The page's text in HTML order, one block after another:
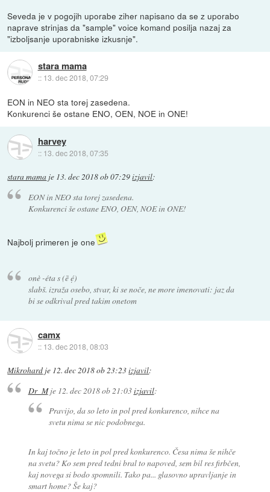
Seveda je v pogojih uporabe ziher napisano da se z uporabo
naprave strinjas da "sample" voice komand posilja nazaj za
"izboljsanje uporabniske izkusnje".
stara mama
:: 13. dec 2018, 07:29
EON in NEO sta torej zasedena.
Konkurenci še ostane ENO, OEN, NOE in ONE!
harvey
:: 13. dec 2018, 07:35
stara mama je 13. dec 2018 ob 07:29izjavil:
EON in NEO sta torej zasedena.
Konkurenci še ostane ENO, OEN, NOE in ONE!
Najbolj primeren je one
onè -éta s (ȅ ẹ́)
slabš. izraža osebo, stvar, ki se noče, ne more imenovati: jaz da
bi se odkrival pred takim onetom
camx
:: 13. dec 2018, 08:03
Mikrohard je 12. dec 2018 ob 23:23izjavil:
Dr_Mje 12. dec 2018 ob 21:03izjavil:
Pravijo, da so leto in pol pred konkurenco, nihce na
svetu nima se nic podobnega.
In kaj točno je leto in pol pred konkurenco. Česa nima še nihče
na svetu? Ko sem pred tedni bral to napoved, sem bil res firbčen,
kaj novega si bodo spomnili. Tako pa... glasovno upravljanje in
smart home? Še kaj?